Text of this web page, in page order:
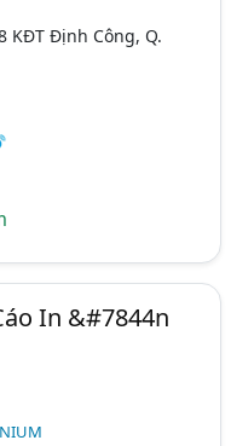
KĐT Định Công, Q.
In &#7844n